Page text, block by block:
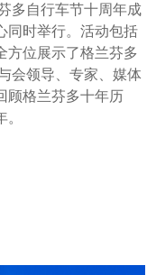
多自行车节十周年成
同时举行。活动包括
方位展示了格兰芬多
会领导、专家、媒体
顾格兰芬多十年历